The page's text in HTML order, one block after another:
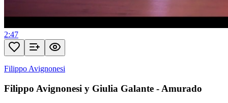
2:47
Filippo Avignonesi
Filippo Avignonesi y Giulia Galante - Amurado